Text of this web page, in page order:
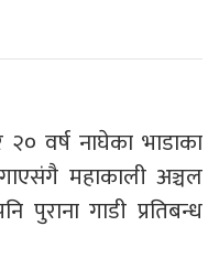
वर्ष नाघेका भाडाका
महाकाली अञ्चल
पुराना गाडी प्रतिबन्ध